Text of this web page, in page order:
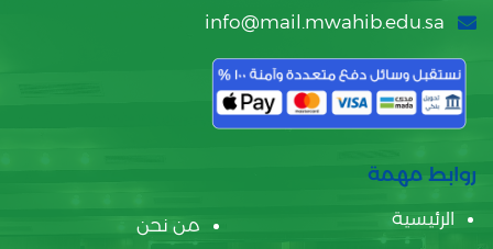
info@mail.mwahib.edu.sa
روابط مهمة
الرئيسية
من نحن